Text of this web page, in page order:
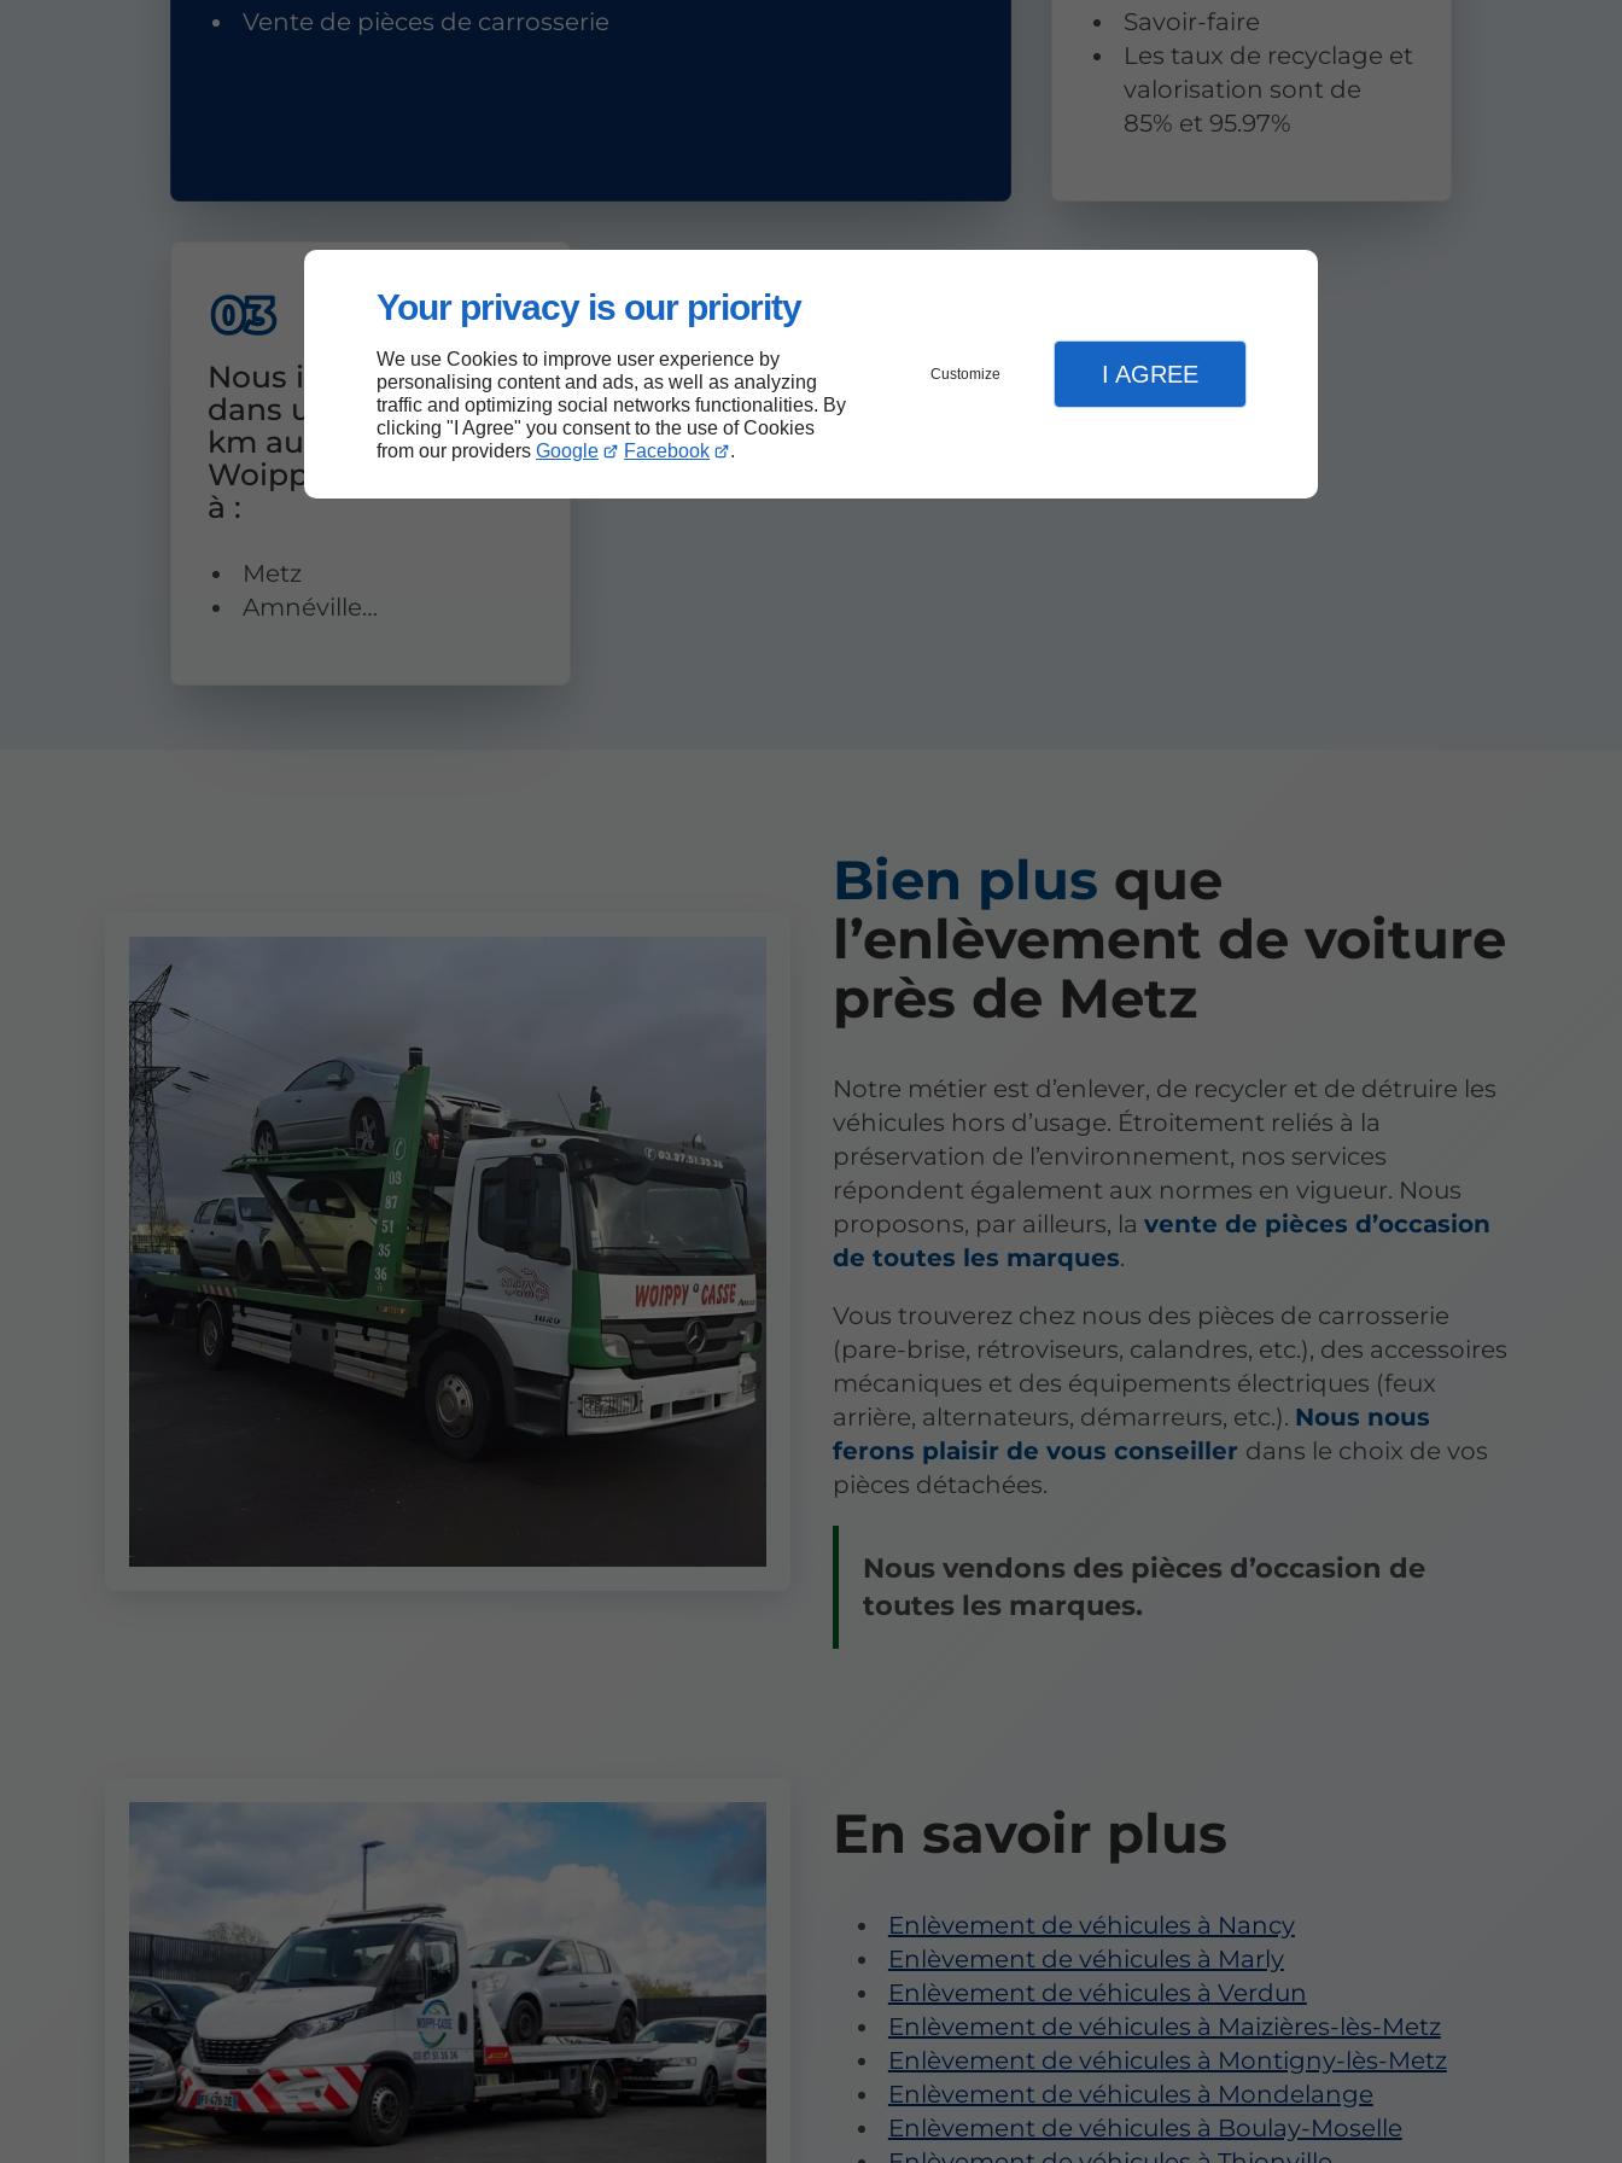
Your privacy is our priority
We use Cookies to improve user experience by
personalising content and ads, as well as analyzing
traffic and optimizing social networks functionalities. By
clicking "I Agree" you consent to the use of Cookies
from our providers Google Facebook .
Customize I AGREE
Vente de pièces de carrosserie
Savoir-faire
Les taux de recyclage et
valorisation sont de
85% et 95.97%
Nous intervenons
dans un rayon de 15
km autour de
Woippy, notamment
à :
Metz
Amnéville…
Bien plus que
l’enlèvement de voiture
près de Metz
Notre métier est d’enlever, de recycler et de détruire les
véhicules hors d’usage. Étroitement reliés à la
préservation de l’environnement, nos services
répondent également aux normes en vigueur. Nous
proposons, par ailleurs, la vente de pièces d’occasion
de toutes les marques.
Vous trouverez chez nous des pièces de carrosserie
(pare-brise, rétroviseurs, calandres, etc.), des accessoires
mécaniques et des équipements électriques (feux
arrière, alternateurs, démarreurs, etc.). Nous nous
ferons plaisir de vous conseiller dans le choix de vos
pièces détachées.
Nous vendons des pièces d’occasion de
toutes les marques.
En savoir plus
Enlèvement de véhicules à Nancy
Enlèvement de véhicules à Marly
Enlèvement de véhicules à Verdun
Enlèvement de véhicules à Maizières-lès-Metz
Enlèvement de véhicules à Montigny-lès-Metz
Enlèvement de véhicules à Mondelange
Enlèvement de véhicules à Boulay-Moselle